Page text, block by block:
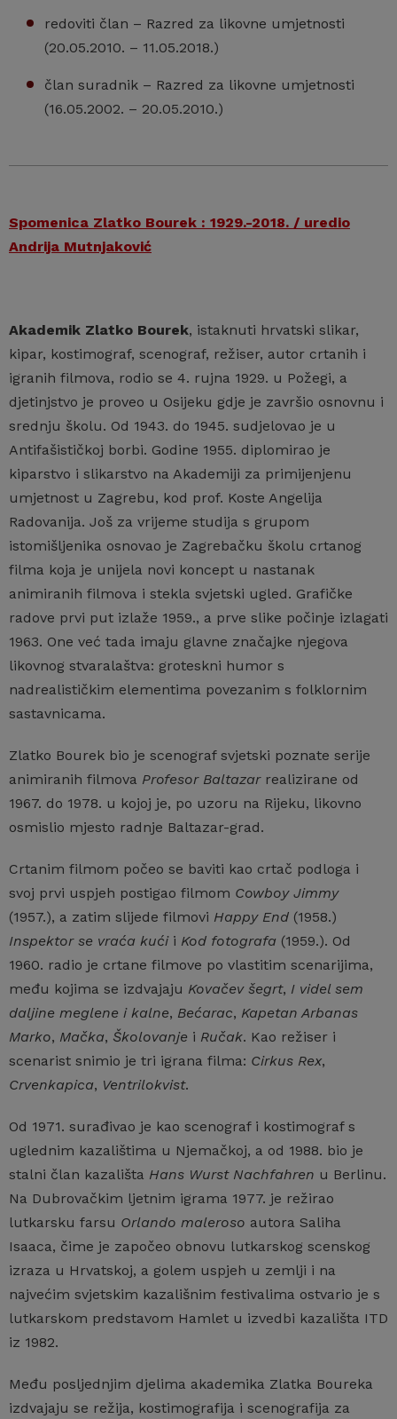
redoviti član – Razred za likovne umjetnosti
(20.05.2010. – 11.05.2018.)
član suradnik – Razred za likovne umjetnosti
(16.05.2002. – 20.05.2010.)
Spomenica Zlatko Bourek : 1929.-2018. / uredio
Andrija Mutnjaković
Akademik Zlatko Bourek, istaknuti hrvatski slikar,
kipar, kostimograf, scenograf, režiser, autor crtanih i
igranih filmova, rodio se 4. rujna 1929. u Požegi, a
djetinjstvo je proveo u Osijeku gdje je završio osnovnu i
srednju školu. Od 1943. do 1945. sudjelovao je u
Antifašističkoj borbi. Godine 1955. diplomirao je
kiparstvo i slikarstvo na Akademiji za primijenjenu
umjetnost u Zagrebu, kod prof. Koste Angelija
Radovanija. Još za vrijeme studija s grupom
istomišljenika osnovao je Zagrebačku školu crtanog
filma koja je unijela novi koncept u nastanak
animiranih filmova i stekla svjetski ugled. Grafičke
radove prvi put izlaže 1959., a prve slike počinje izlagati
1963. One već tada imaju glavne značajke njegova
likovnog stvaralaštva: groteskni humor s
nadrealističkim elementima povezanim s folklornim
sastavnicama.
Zlatko Bourek bio je scenograf svjetski poznate serije
animiranih filmova Profesor Baltazarrealizirane od
1967. do 1978. u kojoj je, po uzoru na Rijeku, likovno
osmislio mjesto radnje Baltazar-grad.
Crtanim filmom počeo se baviti kao crtač podloga i
svoj prvi uspjeh postigao filmom Cowboy Jimmy
(1957.), a zatim slijede filmovi Happy End (1958.)
Inspektor se vraća kućii Kod fotografa (1959.). Od
1960. radio je crtane filmove po vlastitim scenarijima,
među kojima se izdvajaju Kovačev šegrt, I videl sem
daljine meglene i kalne, Bećarac, Kapetan Arbanas
Marko, Mačka, Školovanje i Ručak. Kao režiser i
scenarist snimio je tri igrana filma: Cirkus Rex,
Crvenkapica, Ventrilokvist.
Od 1971. surađivao je kao scenograf i kostimograf s
uglednim kazalištima u Njemačkoj, a od 1988. bio je
stalni član kazališta Hans Wurst Nachfahren u Berlinu.
Na Dubrovačkim ljetnim igrama 1977. je režirao
lutkarsku farsu Orlando maleroso autora Saliha
Isaaca, čime je započeo obnovu lutkarskog scenskog
izraza u Hrvatskoj, a golem uspjeh u zemlji i na
najvećim svjetskim kazališnim festivalima ostvario je s
lutkarskom predstavom Hamlet u izvedbi kazališta ITD
iz 1982.
Među posljednjim djelima akademika Zlatka Boureka
izdvajaju se režija, kostimografija i scenografija za